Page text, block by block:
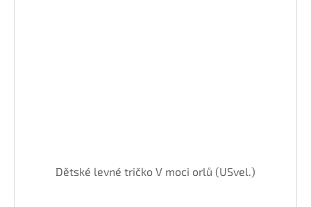
Dětské levné tričko V moci orlů (USvel.)